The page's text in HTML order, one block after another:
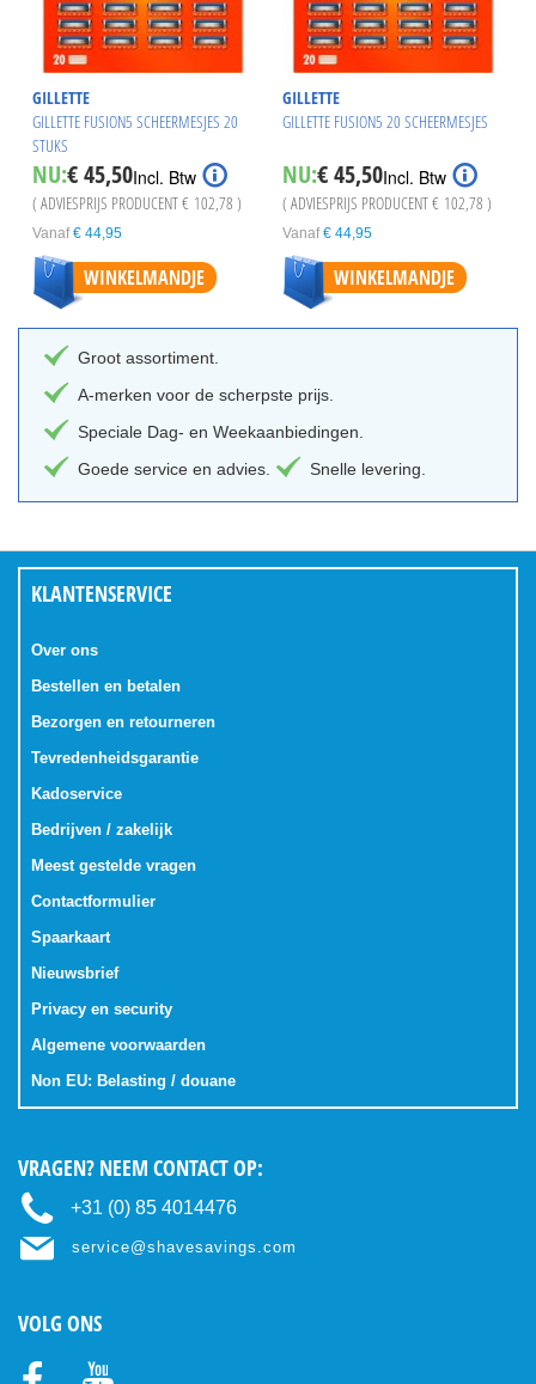
GILLETTE
GILLETTE FUSION5 SCHEERMESJES 20
STUKS
NU:€ 45,50Incl. Btw
( ADVIESPRIJS PRODUCENT€ 102,78 )
Vanaf € 44,95
WINKELMANDJE
GILLETTE
GILLETTE FUSION5 20 SCHEERMESJES
NU:€ 45,50Incl. Btw
( ADVIESPRIJS PRODUCENT€ 102,78 )
Vanaf € 44,95
WINKELMANDJE
Groot assortiment.
A-merken voor de scherpste prijs.
Speciale Dag- en Weekaanbiedingen.
Goede service en advies.
Snelle levering.
KLANTENSERVICE
Over ons
Bestellen en betalen
Bezorgen en retourneren
Tevredenheidsgarantie
Kadoservice
Bedrijven / zakelijk
Meest gestelde vragen
Contactformulier
Spaarkaart
Nieuwsbrief
Privacy en security
Algemene voorwaarden
Non EU: Belasting / douane
VRAGEN? NEEM CONTACT OP:
+31 (0) 85 4014476
service@shavesavings.com
VOLG ONS